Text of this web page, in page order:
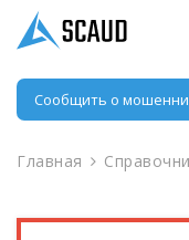
Сообщить о
Главная